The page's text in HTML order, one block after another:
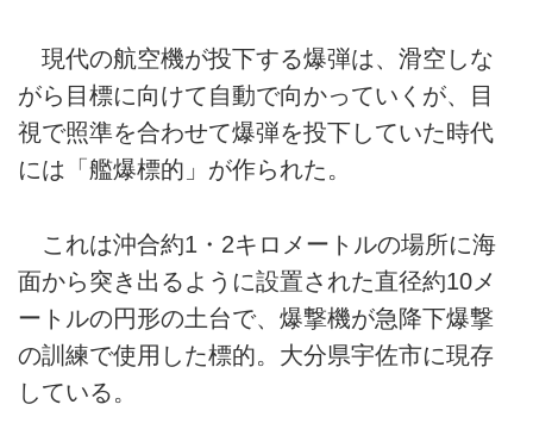
現代の航空機が投下する爆弾は、滑空しな
がら目標に向けて自動で向かっていくが、目
視で照準を合わせて爆弾を投下していた時代
には「艦爆標的」が作られた。
これは沖合約1・2キロメートルの場所に海
面から突き出るように設置された直径約10メ
ートルの円形の土台で、爆撃機が急降下爆撃
の訓練で使用した標的。大分県宇佐市に現存
している。